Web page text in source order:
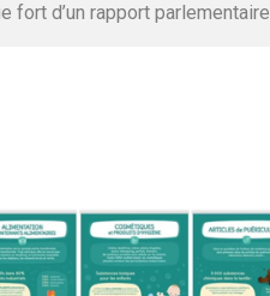
d’un rapport parlementaire